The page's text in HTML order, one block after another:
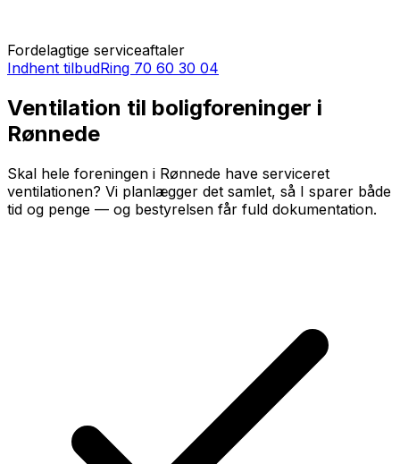
Fordelagtige serviceaftaler
Indhent tilbudRing 70 60 30 04
Ventilation til boligforeninger i
Rønnede
Skal hele foreningen i Rønnede have serviceret
ventilationen? Vi planlægger det samlet, så I sparer både
tid og penge — og bestyrelsen får fuld dokumentation.